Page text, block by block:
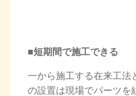
■短期間で施工できる
一から施工する在来工法
の設置は現場でパーツを